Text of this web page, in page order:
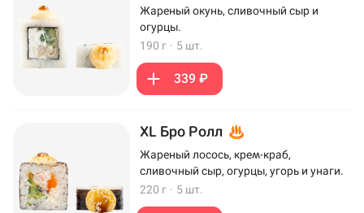
Жареный окунь, сливочный сыр и
огурцы.
190 г · 5 шт.
339 ₽
XL Бро Ролл
Жареный лосось, крем-краб,
сливочный сыр, огурцы, угорь и унаги.
220 г · 5 шт.